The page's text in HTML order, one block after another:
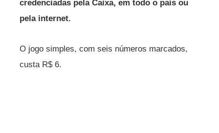
credenciadas pela Caixa, em todo o país ou
pela internet.
O jogo simples, com seis números marcados,
custa R$ 6.